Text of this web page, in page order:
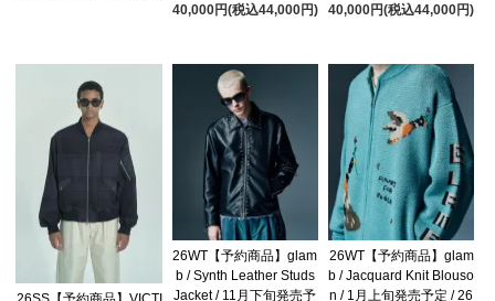
40,000円(税込44,000円)
40,000円(税込44,000円)
26WT【予約商品】glam
b / Synth Leather Studs
Jacket / 11月下旬発売予
26WT【予約商品】glam
b / Jacquard Knit Blouso
n / 1月上旬発売予定 / 26